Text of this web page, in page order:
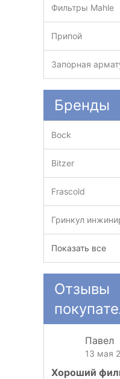
Фильтры Mahle
Припой
Запорная
Бренды
Bock
Bitzer
Frascold
Гринкул
Показать все
Отзывы
Павел
13 мая
Хороший